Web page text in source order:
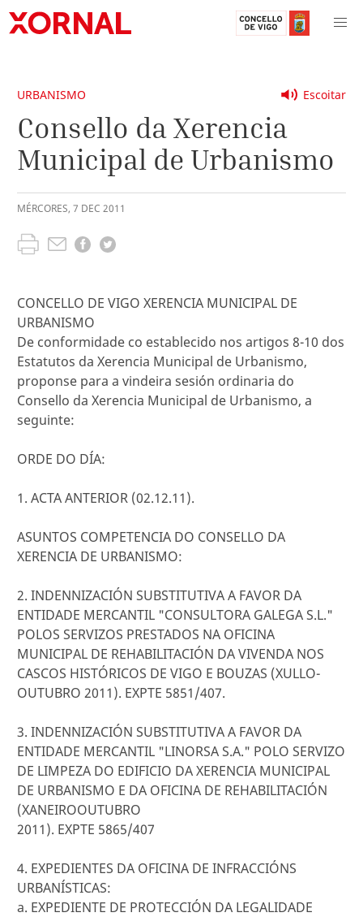
Escoitar
URBANISMO
Consello da Xerencia
Municipal de Urbanismo
MÉRCORES, 7 DEC 2011
CONCELLO DE VIGO XERENCIA MUNICIPAL DE
URBANISMO
De conformidade co establecido nos artigos 8-10 dos
Estatutos da Xerencia Municipal de Urbanismo,
proponse para a vindeira sesión ordinaria do
Consello da Xerencia Municipal de Urbanismo, a
seguinte:
ORDE DO DÍA:
1. ACTA ANTERIOR (02.12.11).
ASUNTOS COMPETENCIA DO CONSELLO DA
XERENCIA DE URBANISMO:
2. INDENNIZACIÓN SUBSTITUTIVA A FAVOR DA
ENTIDADE MERCANTIL "CONSULTORA GALEGA S.L."
POLOS SERVIZOS PRESTADOS NA OFICINA
MUNICIPAL DE REHABILITACIÓN DA VIVENDA NOS
CASCOS HISTÓRICOS DE VIGO E BOUZAS (XULLO-
OUTUBRO 2011). EXPTE 5851/407.
3. INDENNIZACIÓN SUBSTITUTIVA A FAVOR DA
ENTIDADE MERCANTIL "LINORSA S.A." POLO SERVIZO
DE LIMPEZA DO EDIFICIO DA XERENCIA MUNICIPAL
DE URBANISMO E DA OFICINA DE REHABILITACIÓN
(XANEIROOUTUBRO
2011). EXPTE 5865/407
4. EXPEDIENTES DA OFICINA DE INFRACCIÓNS
URBANÍSTICAS:
a. EXPEDIENTE DE PROTECCIÓN DA LEGALIDADE